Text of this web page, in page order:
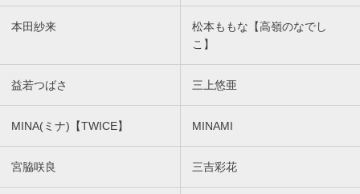
本田紗来
松本ももな【高嶺のなでし
こ】
益若つばさ 三上悠亜
MINA(ミナ)【TWICE】 MINAMI
宮脇咲良 三吉彩花